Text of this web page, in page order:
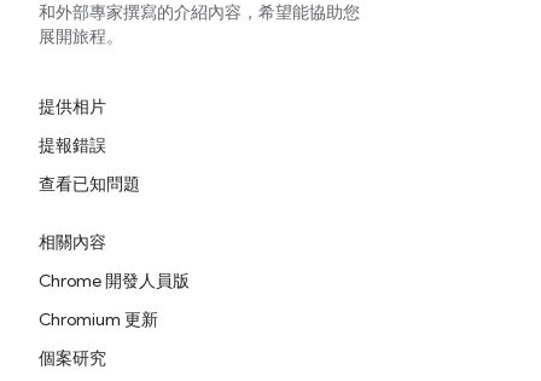
和外部專家撰寫的介紹內容，希望能協助您
展開旅程。
提供相片
提報錯誤
查看已知問題
相關內容
Chrome 開發人員版
Chromium 更新
個案研究